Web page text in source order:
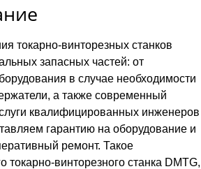
токарно-винторезных станков
запасных частей: от
в случае необходимости
а также современный
квалифицированных инженеров
гарантию на оборудование и
ремонт. Такое
винторезного станка DMTG,